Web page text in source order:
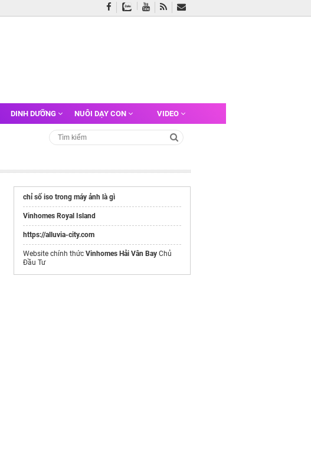
DINH DƯỠNG NUÔI DẠY CON VIDEO
chỉ số iso trong máy ảnh là gì
Vinhomes Royal Island
https://alluvia-city.com
Website chính thức Vinhomes Hải Vân Bay Chủ
Đầu Tư